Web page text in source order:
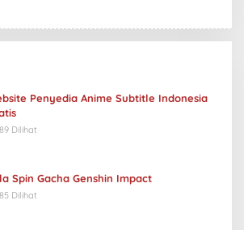
Penyedia Anime Subtitle Indonesia
Dilihat
Spin Gacha Genshin Impact
Dilihat